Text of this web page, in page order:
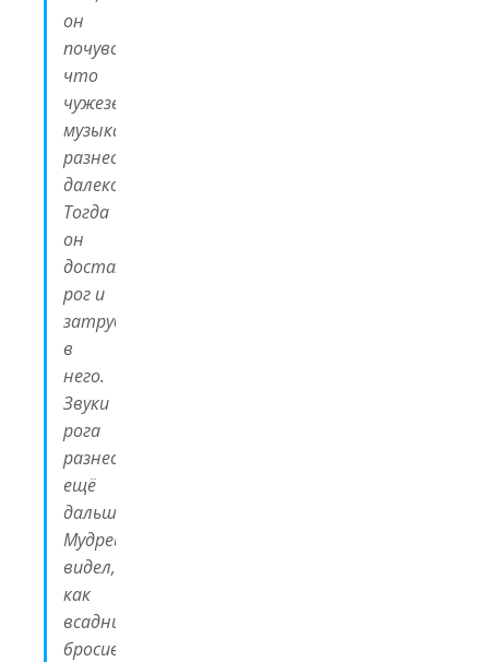
он
почувствовал,
что
чужеземная
музыка
разнеслась
далеко.
Тогда
он
достал
рог и
затрубил
в
него.
Звуки
рога
разнеслись
ещё
дальше.
Мудрец
видел,
как
всадники,
бросив